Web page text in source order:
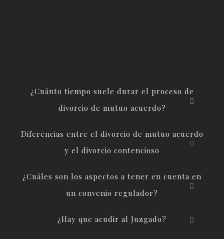
¿Cuánto tiempo suele durar el proceso de
divorcio de mutuo acuerdo?
Diferencias entre el divorcio de mutuo acuerdo
y el divorcio contencioso
¿Cuáles son los aspectos a tener en cuenta en
un convenio regulador?
¿Hay que acudir al Juzgado?